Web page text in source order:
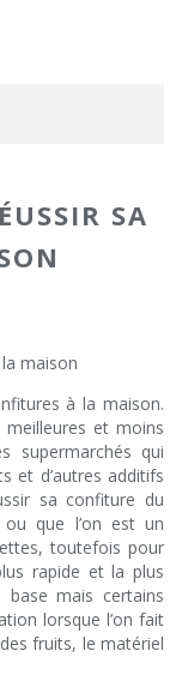
SA
à la maison.
et moins
supermarchés qui
et d’autres additifs
sa confiture du
ou que l’on est un
toutefois pour
rapide et la plus
mais certains
lorsque l’on fait
fruits, le matériel